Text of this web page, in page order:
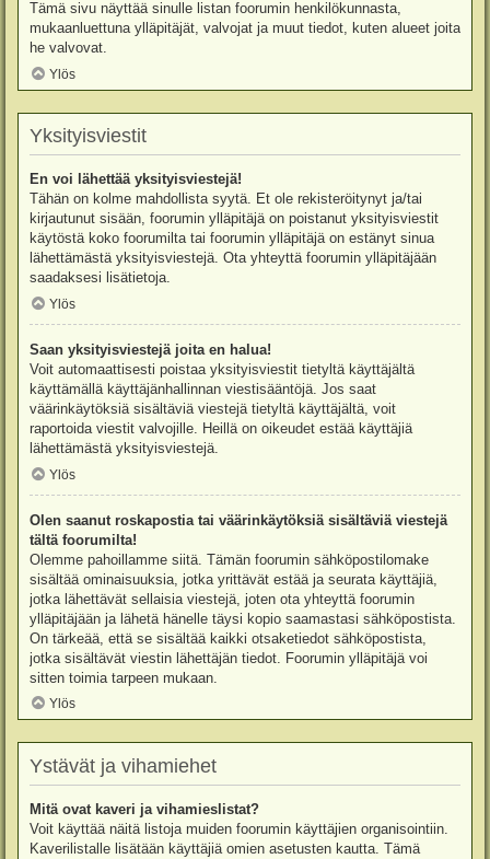
Tämä sivu näyttää sinulle listan foorumin henkilökunnasta,
mukaanluettuna ylläpitäjät, valvojat ja muut tiedot, kuten alueet joita
he valvovat.
Ylös
Yksityisviestit
En voi lähettää yksityisviestejä!
Tähän on kolme mahdollista syytä. Et ole rekisteröitynyt ja/tai
kirjautunut sisään, foorumin ylläpitäjä on poistanut yksityisviestit
käytöstä koko foorumilta tai foorumin ylläpitäjä on estänyt sinua
lähettämästä yksityisviestejä. Ota yhteyttä foorumin ylläpitäjään
saadaksesi lisätietoja.
Ylös
Saan yksityisviestejä joita en halua!
Voit automaattisesti poistaa yksityisviestit tietyltä käyttäjältä
käyttämällä käyttäjänhallinnan viestisääntöjä. Jos saat
väärinkäytöksiä sisältäviä viestejä tietyltä käyttäjältä, voit
raportoida viestit valvojille. Heillä on oikeudet estää käyttäjiä
lähettämästä yksityisviestejä.
Ylös
Olen saanut roskapostia tai väärinkäytöksiä sisältäviä viestejä
tältä foorumilta!
Olemme pahoillamme siitä. Tämän foorumin sähköpostilomake
sisältää ominaisuuksia, jotka yrittävät estää ja seurata käyttäjiä,
jotka lähettävät sellaisia viestejä, joten ota yhteyttä foorumin
ylläpitäjään ja lähetä hänelle täysi kopio saamastasi sähköpostista.
On tärkeää, että se sisältää kaikki otsaketiedot sähköpostista,
jotka sisältävät viestin lähettäjän tiedot. Foorumin ylläpitäjä voi
sitten toimia tarpeen mukaan.
Ylös
Ystävät ja vihamiehet
Mitä ovat kaveri ja vihamieslistat?
Voit käyttää näitä listoja muiden foorumin käyttäjien organisointiin.
Kaverilistalle lisätään käyttäjiä omien asetusten kautta. Tämä